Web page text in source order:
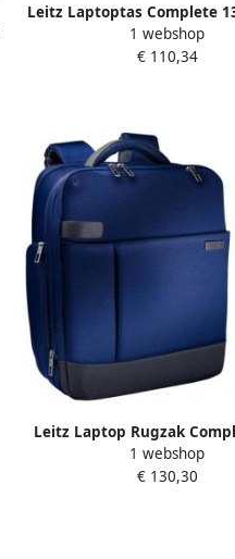
Leitz Laptoptas Complete
Grijs
1 webshop
€ 110,34
Leitz Laptop Rugzak
Smart Blauw
1 webshop
€ 130,30